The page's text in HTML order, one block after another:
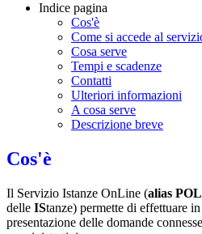
Indice pagina
Cos'è
Come si accede al
Cosa serve
Tempi e scadenze
Contatti
Ulteriori informazioni
A cosa serve
Descrizione breve
Cos'è
Il Servizio Istanze OnLine (alias
delle IStanze) permette di effettuare
presentazione delle domande